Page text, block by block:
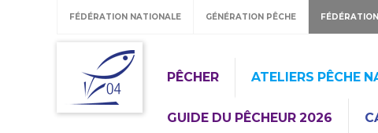
FÉDÉRATION NATIONALE GÉNÉRATION PÊCHE
PÊCHER ATELIERS PÊCHE
GUIDE DU PÊCHEUR 2026